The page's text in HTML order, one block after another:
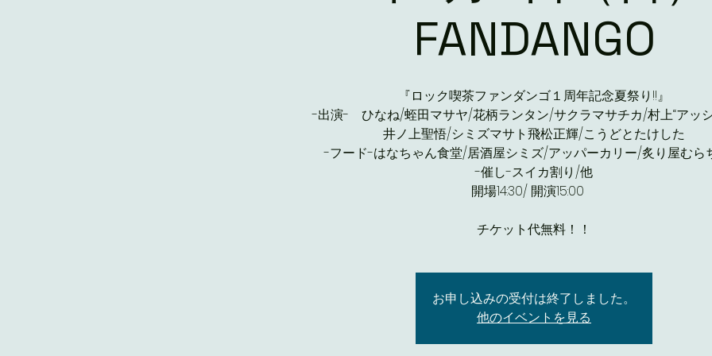
FANDANGO
『ロック喫茶ファンダンゴ１周年記念夏祭り!!』
-出演- ひなね/蛭田マサヤ/花柄ランタン/サクラマサチカ/村上“アッ
井ノ上聖悟/シミズマサト飛松正輝/こうどとたけした
-フード-はなちゃん食堂/居酒屋シミズ/アッパーカリー/炙り屋むら
-催し-スイカ割り/他
開場14:30/ 開演15:00
チケット代無料！！
お申し込みの受付は終了しました。
他のイベントを見る